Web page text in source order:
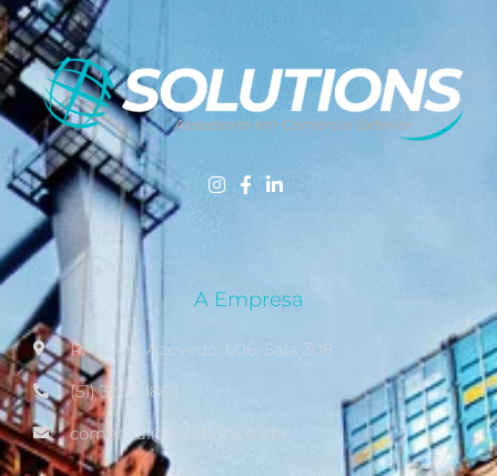
A Empresa
R. Moura Azevedo, 606, Sala 308
(51) 3269-1866
comercial@solutions.srv.br